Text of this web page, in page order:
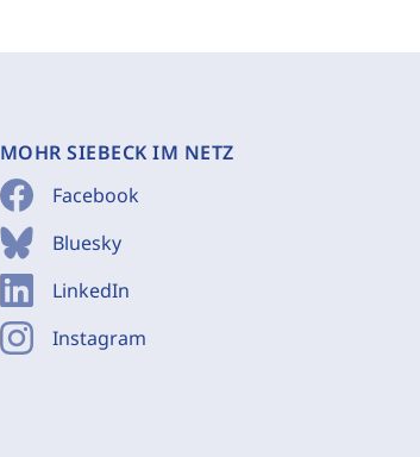
MOHR SIEBECK IM NETZ
Facebook
Bluesky
LinkedIn
Instagram